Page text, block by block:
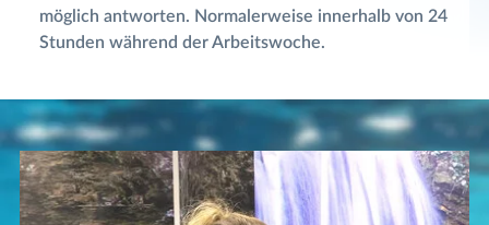
möglich antworten. Normalerweise innerhalb von 24
Stunden während der Arbeitswoche.